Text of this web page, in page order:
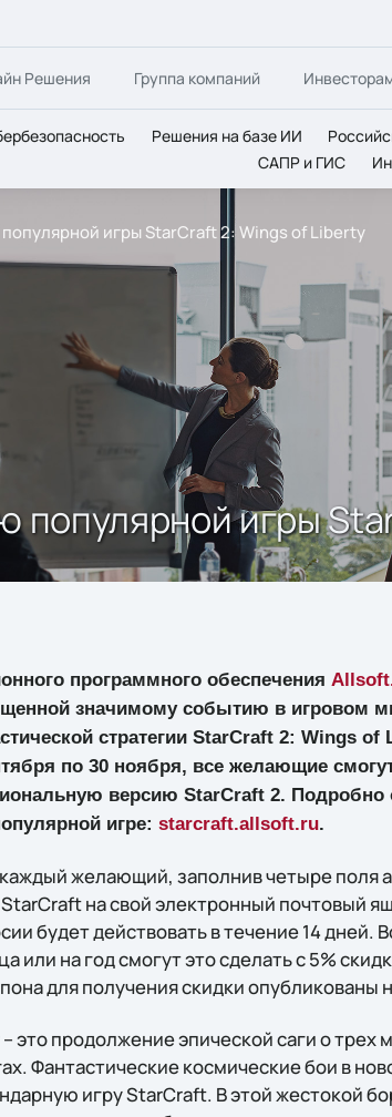
Решения Группа компаний
Решения на базе ИИ
САПР и ГИС
игры StarCraft 2: Wings of Liberty
популярной игры
программного обеспечения
значимому событию в игровом
стратегии StarCraft 2: Wings
по 30 ноября, все желающие
версию StarCraft 2. Подробно
игре: starcraft.allsoft.ru.
желающий, заполнив четыре поля
на свой электронный почтовый
будет действовать в течение 14 дней.
или на год смогут это сделать с 5%
для получения скидки опубликованы
это продолжение эпической саги о трех
Фантастические космические бои в
игру StarCraft. В этой жестокой